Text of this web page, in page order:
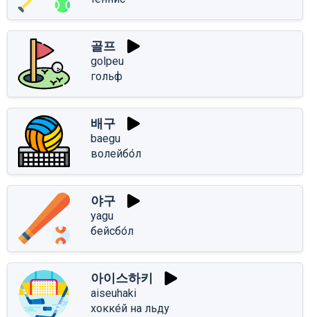
골프
golpeu
гольф
배구
baegu
волейбо́л
야구
yagu
бейсбо́л
아이스하키
aiseuhaki
хокке́й на льду